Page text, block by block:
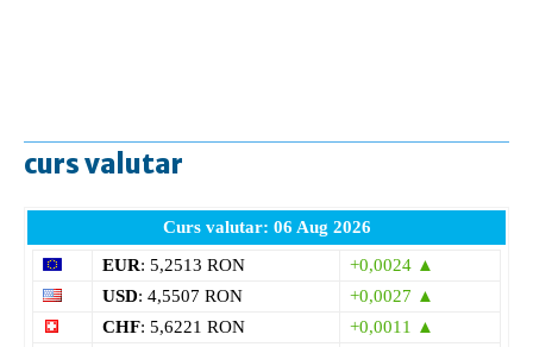
curs valutar
Curs valutar: 06 Aug 2026
EUR: 5,2513 RON
+0,0024 ▲
USD: 4,5507 RON
+0,0027 ▲
CHF: 5,6221 RON
+0,0011 ▲